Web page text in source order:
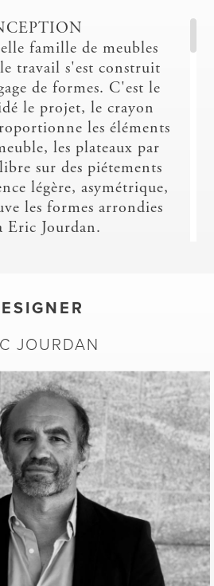
famille de meubles
travail s'est construit
de formes. C'est le
le projet, le crayon
les éléments
les plateaux par
sur des piétements
légère, asymétrique,
les formes arrondies
Eric Jourdan.
de chêne ton noir ou de
noyer et comporte en
un renfort métallique
tout. 8 associations de
voir page suivante.
TV
de 8 mm replaquée
chêne ton noir ou de
plaqué chêne naturel,
noyer et comporte en
un renfort métallique
le tout. Ce meuble TV
JOURDAN